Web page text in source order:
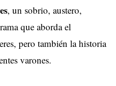
, un sobrio, austero,
que aborda el
pero también la historia
varones.